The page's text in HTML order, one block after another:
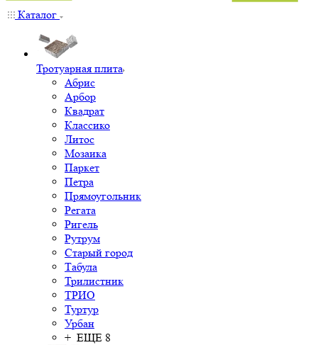
Каталог
Тротуарная плита
Абрис
Арбор
Квадрат
Классико
Литос
Мозаика
Паркет
Петра
Прямоугольник
Регата
Ригель
Рутрум
Старый город
Табула
Трилистник
ТРИО
Туртур
Урбан
+ ЕЩЕ 8